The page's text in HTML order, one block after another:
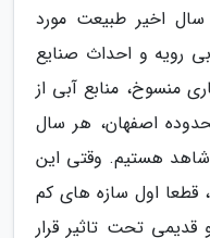
نداده اند. متاسفانه در 20 تا 30 سال اخیر طبیعت مورد
رویه و احداث صنایع
منسوخ، منابع آبی از
اصفهان، هر سال
هستیم. وقتی این
اول سازه های کم
تحت تاثیر قرار